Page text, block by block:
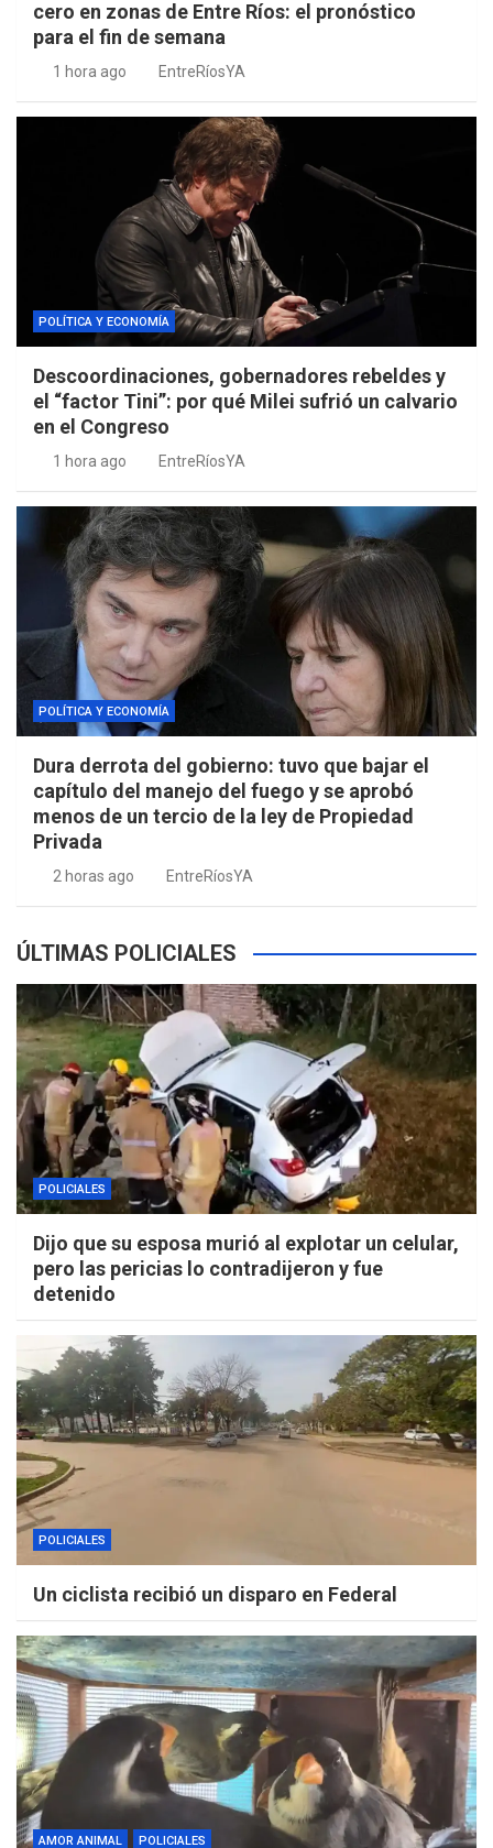
cero en zonas de Entre Ríos: el pronóstico
para el fin de semana
1 hora ago EntreRíosYA
POLÍTICA Y ECONOMÍA
Descoordinaciones, gobernadores rebeldes y
el “factor Tini”: por qué Milei sufrió un calvario
en el Congreso
1 hora ago EntreRíosYA
POLÍTICA Y ECONOMÍA
Dura derrota del gobierno: tuvo que bajar el
capítulo del manejo del fuego y se aprobó
menos de un tercio de la ley de Propiedad
Privada
2 horas ago EntreRíosYA
ÚLTIMAS POLICIALES
POLICIALES
Dijo que su esposa murió al explotar un celular,
pero las pericias lo contradijeron y fue
detenido
POLICIALES
Un ciclista recibió un disparo en Federal
AMOR ANIMAL POLICIALES